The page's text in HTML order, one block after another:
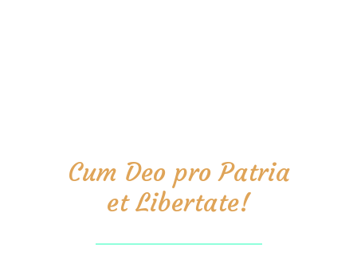
Cum Deo pro Patria
et Libertate!